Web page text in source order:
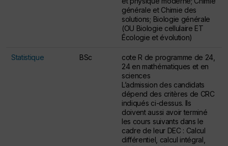
générale et Chimie des
solutions; Biologie générale
(OU Biologie cellulaire ET
Écologie et évolution)
Statistique BSc
cote R de programme de 24,
24 en mathématiques et en
sciences
L’admission des candidats
dépend des critères de CRC
indiqués ci-dessus. Ils
doivent aussi avoir terminé
les cours suivants dans le
cadre de leur DEC : Calcul
différentiel, calcul intégral,